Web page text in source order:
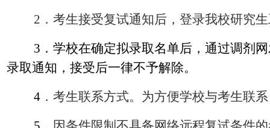
2 ．考生接受复试通知后，登录我校研究
3 ．学校在确定拟录取名单后，通过调剂
录取通知，接受后一律不予解除。
4．考生联系方式。为方便学校与考生联